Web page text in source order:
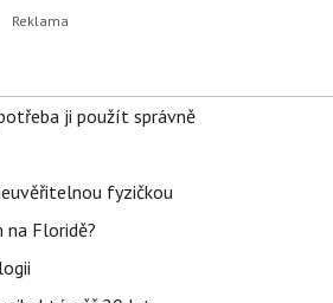
ji použít správně
fyzičkou
na Floridě?